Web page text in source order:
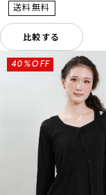
比較する
40%OFF